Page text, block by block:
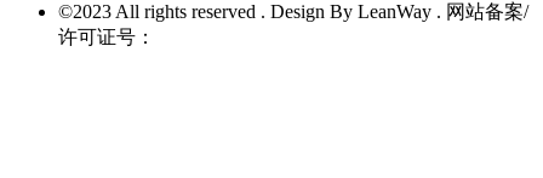
©2023 All rights reserved . Design By LeanWay . 网站备案/
许可证号：